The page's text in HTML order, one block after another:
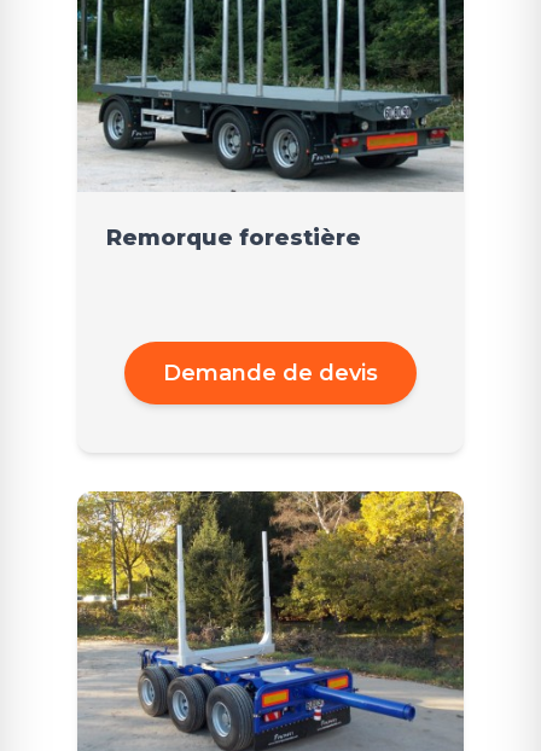
Remorque forestière
Demande de devis